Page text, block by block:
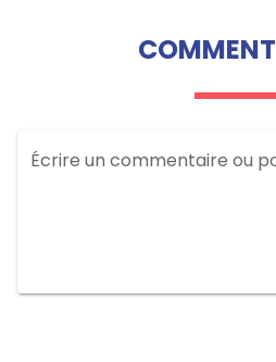
Écrire un commentaire ou